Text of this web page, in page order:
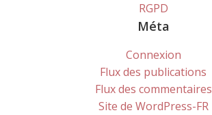
RGPD
Méta
Connexion
Flux des publications
Flux des commentaires
Site de WordPress-FR